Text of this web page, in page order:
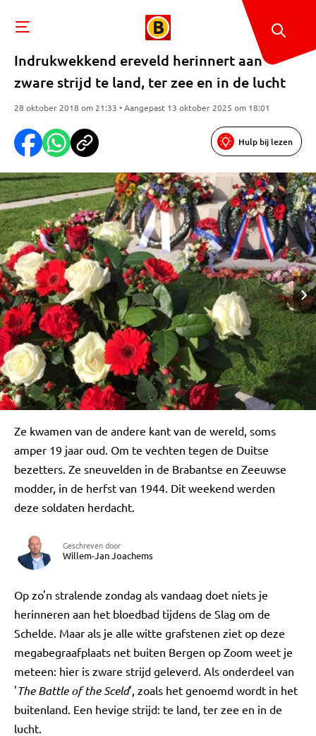
Indrukwekkend ereveld herinnert aan
zware strijd te land, ter zee en in de lucht
28 oktober 2018 om 21:33 • Aangepast 13 oktober 2025 om 18:01
Hulp bij lezen
Ze kwamen van de andere kant van de wereld, soms
amper 19 jaar oud. Om te vechten tegen de Duitse
bezetters. Ze sneuvelden in de Brabantse en Zeeuwse
modder, in de herfst van 1944. Dit weekend werden
deze soldaten herdacht.
Geschreven door
Willem-Jan Joachems
Op zo'n stralende zondag als vandaag doet niets je
herinneren aan het bloedbad tijdens de Slag om de
Schelde. Maar als je alle witte grafstenen ziet op deze
megabegraafplaats net buiten Bergen op Zoom weet je
meteen: hier is zware strijd geleverd. Als onderdeel van
'The Battle of the Sceld', zoals het genoemd wordt in het
buitenland. Een hevige strijd: te land, ter zee en in de
lucht.